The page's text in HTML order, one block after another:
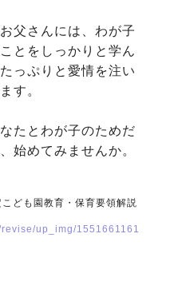
父さんには、わが子
とをしっかりと学ん
っぷりと愛情を注い
す。
たとわが子のためだ
始めてみませんか。
ども園教育・保育要領解説
up_img/1551661161